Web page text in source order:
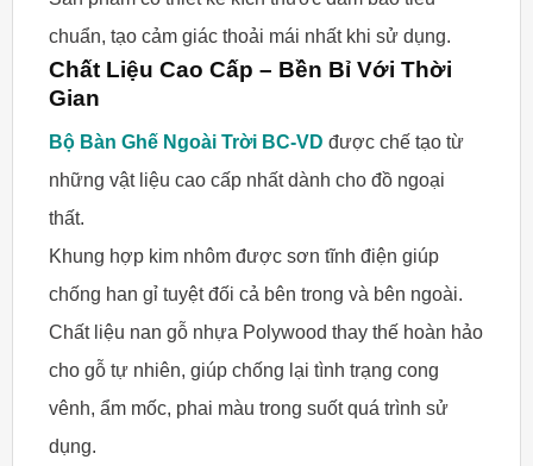
chuẩn, tạo cảm giác thoải mái nhất khi sử dụng.
Chất Liệu Cao Cấp – Bền Bỉ Với Thời
Gian
Bộ Bàn Ghế Ngoài Trời BC-VD được chế tạo từ
những vật liệu cao cấp nhất dành cho đồ ngoại
thất.
Khung hợp kim nhôm được sơn tĩnh điện giúp
chống han gỉ tuyệt đối cả bên trong và bên ngoài.
Chất liệu nan gỗ nhựa Polywood thay thế hoàn hảo
cho gỗ tự nhiên, giúp chống lại tình trạng cong
vênh, ẩm mốc, phai màu trong suốt quá trình sử
dụng.